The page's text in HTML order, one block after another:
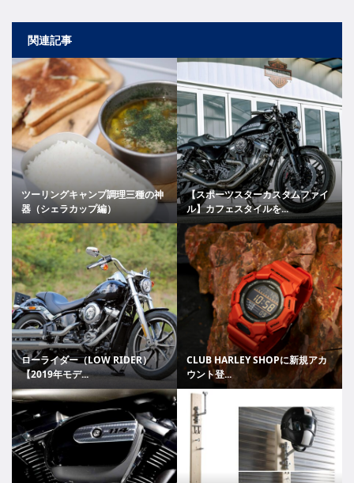
関連記事
ツーリングキャンプ調理三種の神
器（シェラカップ編）
【スポーツスターカスタムファイ
ル】カフェスタイルを...
ローライダー（LOW RIDER）
【2019年モデ...
CLUB HARLEY SHOPに新規アカ
ウント登...